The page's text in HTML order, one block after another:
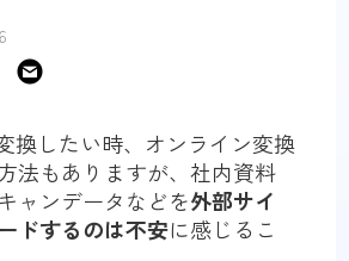
換したい時、オンライン変換
法もありますが、社内資料
ャンデータなどを外部サイ
ドするのは不安に感じるこ